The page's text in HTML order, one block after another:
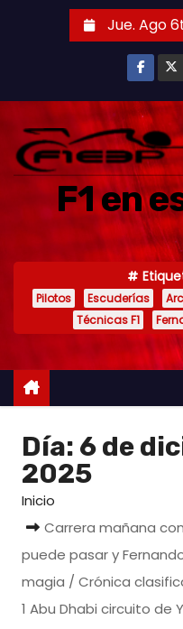
i
Jue. Ago
F1 en
Pilotos Escuderías
Técnicas F1
Día: 6 de
2025
Inicio
Carrera mañana
puede pasar y
magia / Crónica
1 Abu Dhabi circuito de